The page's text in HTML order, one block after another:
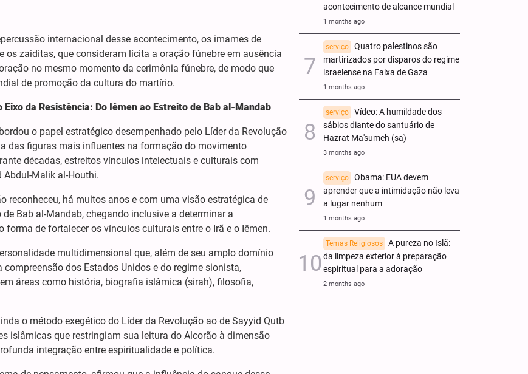
internacional desse acontecimento, os imames de
zaiditas, que consideram lícita a oração fúnebre em ausência
no mesmo momento da cerimônia fúnebre, de modo que
de promoção da cultura do martírio.
da Resistência: Do Iêmen ao Estreito de Bab al-Mandab
o papel estratégico desempenhado pelo Líder da Revolução
das figuras mais influentes na formação do movimento
décadas, estreitos vínculos intelectuais e culturais com
Abdul-Malik al-Houthi.
reconheceu, há muitos anos e com uma visão estratégica de
Bab al-Mandab, chegando inclusive a determinar a
de fortalecer os vínculos culturais entre o Irã e o Iêmen.
multidimensional que, além de seu amplo domínio
dos Estados Unidos e do regime sionista,
áreas como história, biografia islâmica (sirah), filosofia,
o método exegético do Líder da Revolução ao de Sayyid Qutb
islâmicas que restringiam sua leitura do Alcorão à dimensão
integração entre espiritualidade e política.
acontecimento de alcance mundial
1 months ago
serviço
Quatro palestinos são
martirizados por disparos do regime
israelense na Faixa de Gaza
1 months ago
serviço
Vídeo: A humildade dos
sábios diante do santuário de
Hazrat Ma'sumeh (sa)
3 months ago
serviço
Obama: EUA devem
aprender que a intimidação não leva
a lugar nenhum
1 months ago
Temas Religiosos
A pureza no Islã:
da limpeza exterior à preparação
espiritual para a adoração
2 months ago